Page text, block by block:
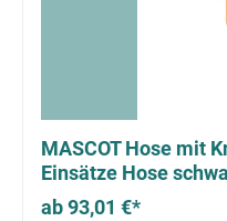
MASCOT Hose mit
Einsätze Hose
ab 93,01 €*